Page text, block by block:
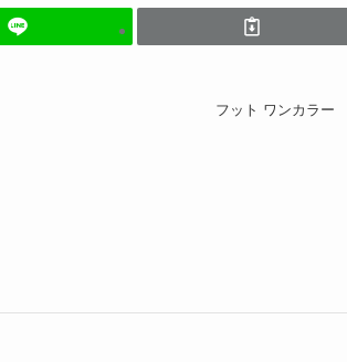
フット ワンカラー